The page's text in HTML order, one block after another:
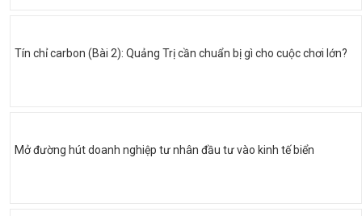
Tín chỉ carbon (Bài 2): Quảng Trị cần chuẩn bị gì cho cuộc chơi lớn?
Mở đường hút doanh nghiệp tư nhân đầu tư vào kinh tế biển